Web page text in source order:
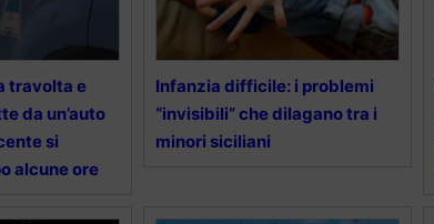
travolta e
da un’auto
si
alcune ore
Infanzia difficile: i problemi
“invisibili” che dilagano tra i
minori siciliani